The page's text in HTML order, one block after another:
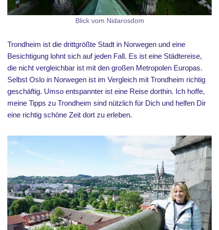
Blick vom Nidarosdom
Trondheim ist die drittgrößte Stadt in Norwegen und eine
Besichtigung lohnt sich auf jeden Fall. Es ist eine Städtereise,
die nicht vergleichbar ist mit den großen Metropolen Europas.
Selbst Oslo in Norwegen ist im Vergleich mit Trondheim richtig
geschäftig. Umso entspannter ist eine Reise dorthin. Ich hoffe,
meine Tipps zu Trondheim sind nützlich für Dich und helfen Dir
eine richtig schöne Zeit dort zu erleben.